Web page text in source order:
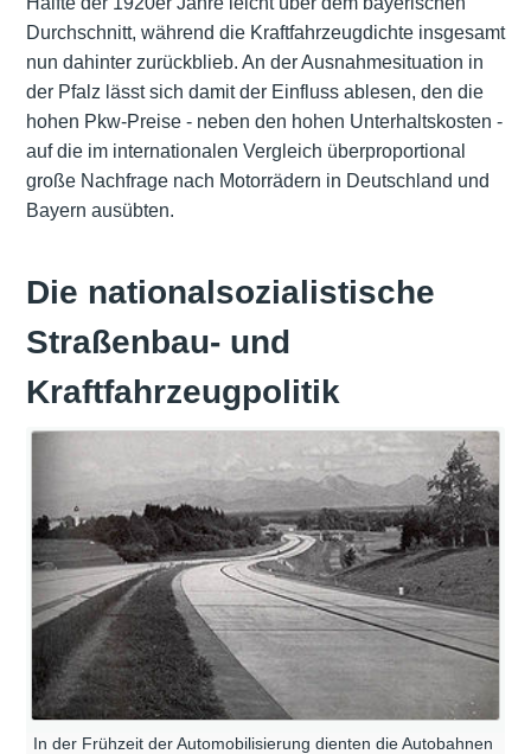
Durchschnitt, während die Kraftfahrzeugdichte insgesamt
nun dahinter zurückblieb. An der Ausnahmesituation in
der Pfalz lässt sich damit der Einfluss ablesen, den die
hohen Pkw-Preise - neben den hohen Unterhaltskosten -
auf die im internationalen Vergleich überproportional
große Nachfrage nach Motorrädern in Deutschland und
Bayern ausübten.
Die nationalsozialistische
Straßenbau- und
Kraftfahrzeugpolitik
In der Frühzeit der Automobilisierung dienten die Autobahnen